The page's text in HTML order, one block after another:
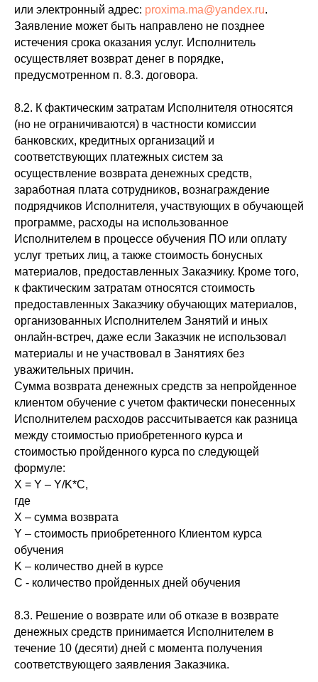
или электронный адрес: proxima.ma@yandex.ru.
Заявление может быть направлено не позднее
истечения срока оказания услуг. Исполнитель
осуществляет возврат денег в порядке,
предусмотренном п. 8.3. договора.
8.2. К фактическим затратам Исполнителя относятся
(но не ограничиваются) в частности комиссии
банковских, кредитных организаций и
соответствующих платежных систем за
осуществление возврата денежных средств,
заработная плата сотрудников, вознаграждение
подрядчиков Исполнителя, участвующих в обучающей
программе, расходы на использованное
Исполнителем в процессе обучения ПО или оплату
услуг третьих лиц, а также стоимость бонусных
материалов, предоставленных Заказчику. Кроме того,
к фактическим затратам относятся стоимость
предоставленных Заказчику обучающих материалов,
организованных Исполнителем Занятий и иных
онлайн-встреч, даже если Заказчик не использовал
материалы и не участвовал в Занятиях без
уважительных причин.
Сумма возврата денежных средств за непройденное
клиентом обучение с учетом фактически понесенных
Исполнителем расходов рассчитывается как разница
между стоимостью приобретенного курса и
стоимостью пройденного курса по следующей
формуле:
Х = Y – Y/K*C,
где
Х – сумма возврата
Y – стоимость приобретенного Клиентом курса
обучения
K – количество дней в курсе
С - количество пройденных дней обучения
8.3. Решение о возврате или об отказе в возврате
денежных средств принимается Исполнителем в
течение 10 (десяти) дней с момента получения
соответствующего заявления Заказчика.